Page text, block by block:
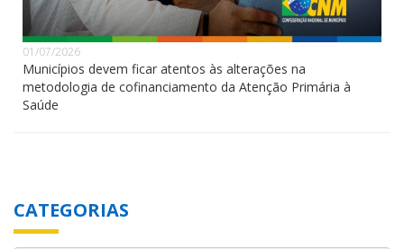
01/07/2026
Municípios devem ficar atentos às alterações na
metodologia de cofinanciamento da Atenção Primária à
Saúde
CATEGORIAS